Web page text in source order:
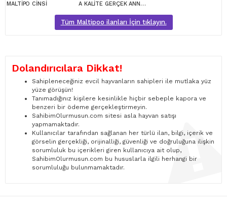
MALTİPO CİNSİ A KALİTE GERÇEK ANNE BABA MALTİPOO YAVRULAR
Tüm Maltipoo ilanları İçin tıklayın.
Dolandırıcılara Dikkat!
Sahipleneceğiniz evcil hayvanların sahipleri ile mutlaka yüz
yüze görüşün!
Tanımadığınız kişilere kesinlikle hiçbir sebeple kapora ve
benzeri bir ödeme gerçekleştirmeyin.
SahibimOlurmusun.com sitesi asla hayvan satışı
yapmamaktadır.
Kullanıcılar tarafından sağlanan her türlü ilan, bilgi, içerik ve
görselin gerçekliği, orijinalliği, güvenliği ve doğruluğuna ilişkin
sorumluluk bu içerikleri giren kullanıcıya ait olup,
SahibimOlurmusun.com bu hususlarla ilgili herhangi bir
sorumluluğu bulunmamaktadır.